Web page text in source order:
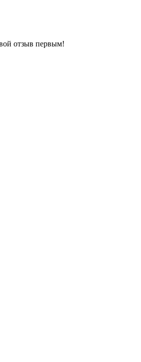
отзыв первым!